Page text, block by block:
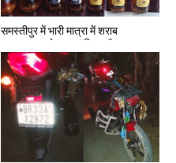
समस्तीपुर में भारी मात्रा में शराब
बरामद,शराब के साथ महिला और एक
युवक को पुलिस ने पकड़ा